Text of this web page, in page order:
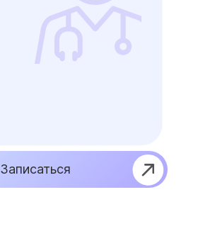
Записаться